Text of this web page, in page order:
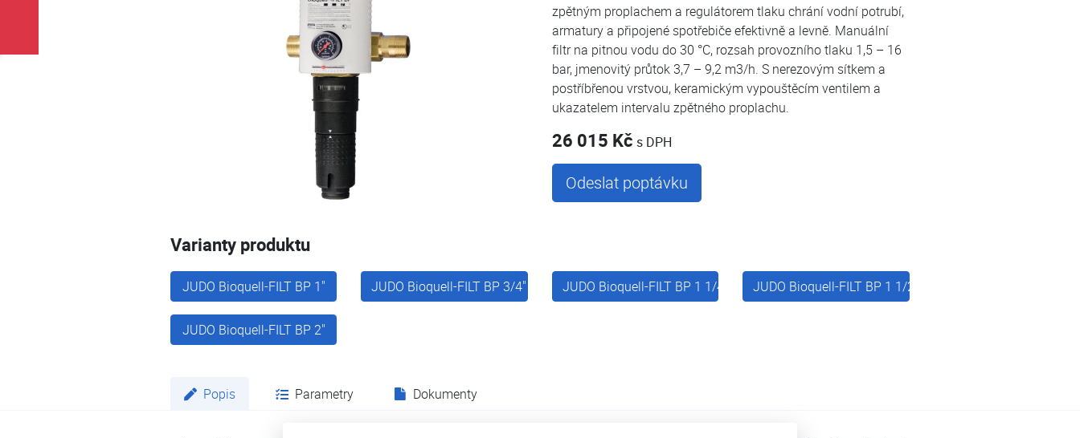
zpětným proplachem a regulátorem tlaku chrání vodní potrubí,
armatury a připojené spotřebiče efektivně a levně. Manuální
filtr na pitnou vodu do 30 °C, rozsah provozního tlaku 1,5 – 16
bar, jmenovitý průtok 3,7 – 9,2 m3/h. S nerezovým sítkem a
postříbřenou vrstvou, keramickým vypouštěcím ventilem a
ukazatelem intervalu zpětného proplachu.
26 015 Kč s DPH
Odeslat poptávku
Varianty produktu
JUDO Bioquell-FILT BP 1" JUDO Bioquell-FILT BP 3/4" JUDO Bioquell-FILT BP 1 1/4" JUDO Bioquell-FILT BP 1 1/2"
JUDO Bioquell-FILT BP 2"
Popis Parametry Dokumenty